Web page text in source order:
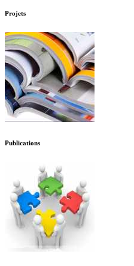
Projets
Publications